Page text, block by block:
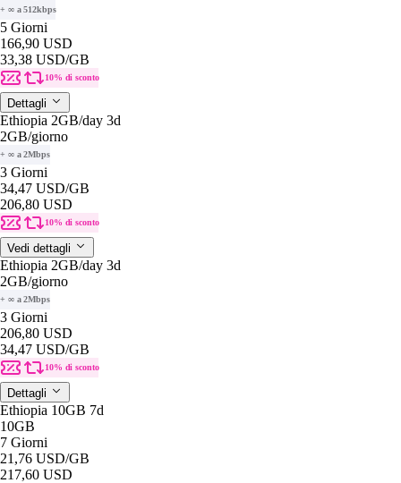
+ ∞ a 512kbps
5 Giorni
166,90 USD
33,38 USD/GB
10% di sconto
Dettagli
Ethiopia 2GB/day 3d
2GB/giorno
+ ∞ a 2Mbps
3 Giorni
34,47 USD/GB
206,80 USD
10% di sconto
Vedi dettagli
Ethiopia 2GB/day 3d
2GB/giorno
+ ∞ a 2Mbps
3 Giorni
206,80 USD
34,47 USD/GB
10% di sconto
Dettagli
Ethiopia 10GB 7d
10GB
7 Giorni
21,76 USD/GB
217,60 USD